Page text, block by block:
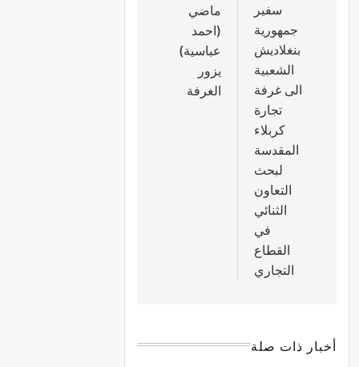
سفير
جمهورية
بنغلاديش
الشعبية
الى غرفة
تجارة
كربلاء
المقدسة
لبحث
التعاون
الثنائي
في
القطاع
التجاري
ماضي
(احمد
عباسية)
يزور
الغرفة
أخبار ذات صلة